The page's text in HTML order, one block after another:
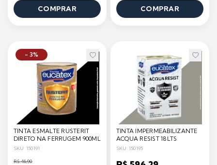
COMPRAR COMPRAR
- 3%
TINTA ESMALTE RUSTERIT
DIRETO NA FERRUGEM 900ML
SKU: 150191
R$ 46,90
TINTA IMPERMEABILIZANTE
ACQUA RESIST 18LTS
SKU: 150195